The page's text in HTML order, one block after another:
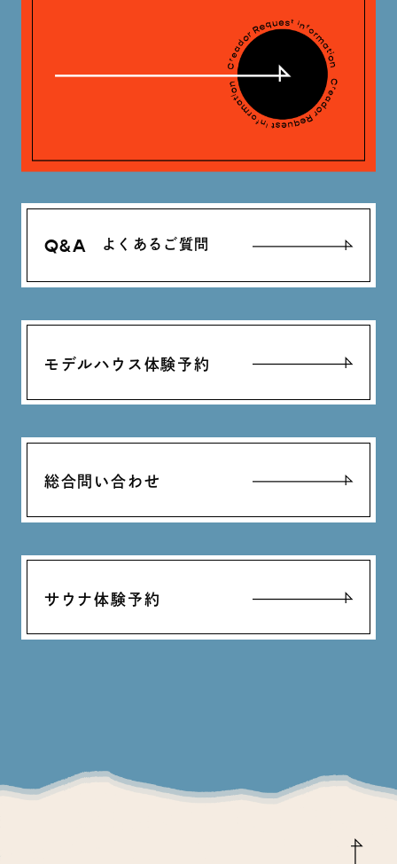
Q&A よくあるご質問
モデルハウス体験予約
総合問い合わせ
サウナ体験予約